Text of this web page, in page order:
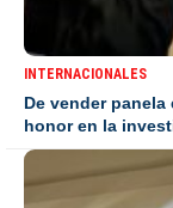
INTERNACIONALES
De vender
honor en la